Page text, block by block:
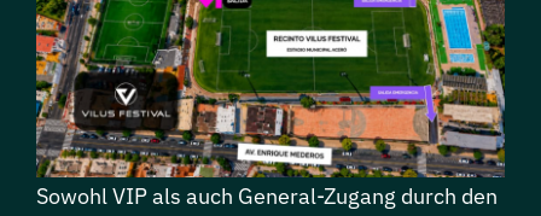
Sponsoren
Tickets
Sowohl VIP als auch General-Zugang durch den